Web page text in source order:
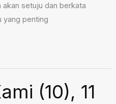
setuju dan berkata
yang penting
(10), 11